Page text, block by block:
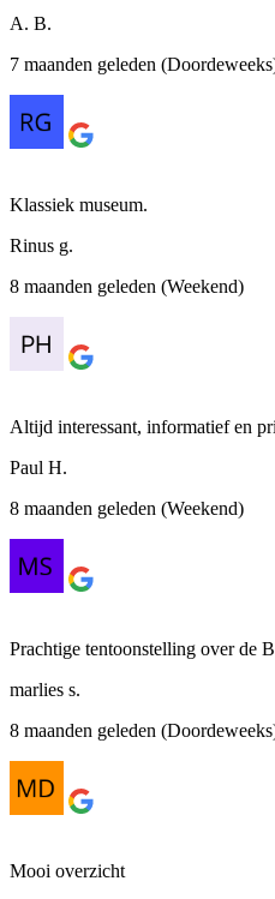
A. B.
7 maanden geleden
Klassiek museum.
Rinus g.
8 maanden geleden (Weekend)
Altijd interessant, informatief en
Paul H.
8 maanden geleden (Weekend)
Prachtige tentoonstelling over de
marlies s.
8 maanden geleden
Mooi overzicht